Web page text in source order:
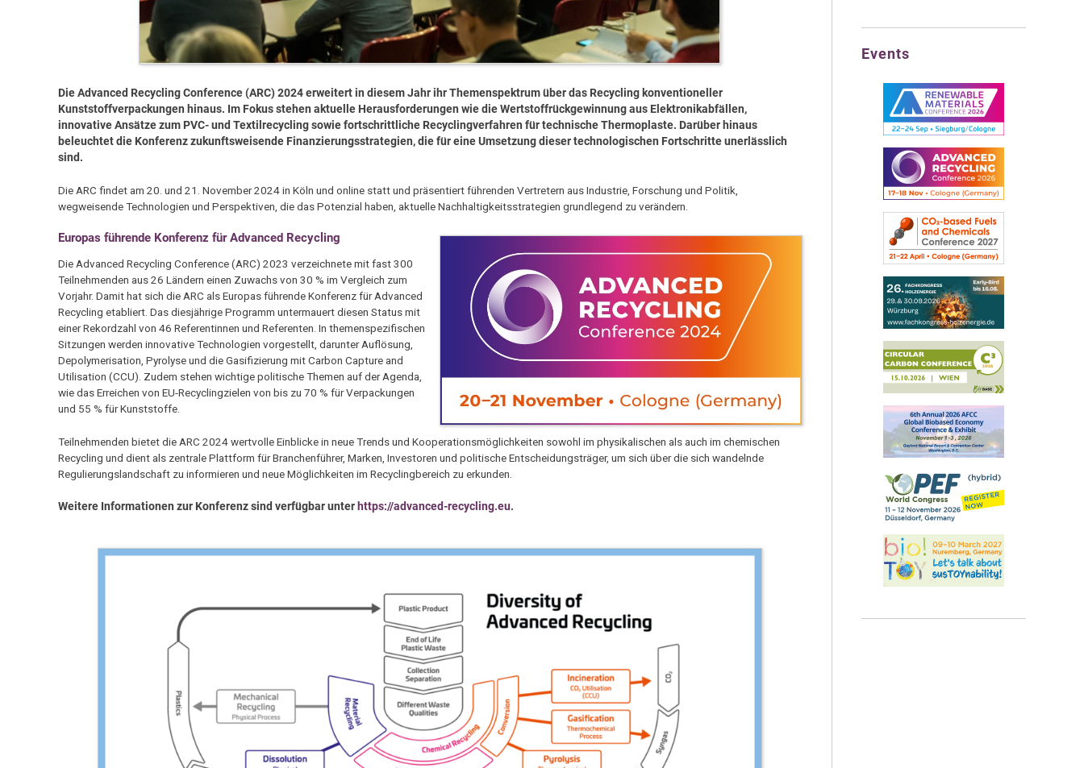
Die Advanced Recycling Conference (ARC) 2024 erweitert in diesem Jahr ihr Themenspektrum über das Recycling konventioneller
Kunststoffverpackungen hinaus. Im Fokus stehen aktuelle Herausforderungen wie die Wertstoffrückgewinnung aus Elektronikabfällen,
innovative Ansätze zum PVC- und Textilrecycling sowie fortschrittliche Recyclingverfahren für technische Thermoplaste. Darüber hinaus
beleuchtet die Konferenz zukunftsweisende Finanzierungsstrategien, die für eine Umsetzung dieser technologischen Fortschritte unerlässlich
sind.
Die ARC findet am 20. und 21. November 2024 in Köln und online statt und präsentiert führenden Vertretern aus Industrie, Forschung und Politik,
wegweisende Technologien und Perspektiven, die das Potenzial haben, aktuelle Nachhaltigkeitsstrategien grundlegend zu verändern.
Europas führende Konferenz für Advanced Recycling
Die Advanced Recycling Conference (ARC) 2023 verzeichnete mit fast 300
Teilnehmenden aus 26 Ländern einen Zuwachs von 30 % im Vergleich zum
Vorjahr. Damit hat sich die ARC als Europas führende Konferenz für Advanced
Recycling etabliert. Das diesjährige Programm untermauert diesen Status mit
einer Rekordzahl von 46 Referentinnen und Referenten. In themenspezifischen
Sitzungen werden innovative Technologien vorgestellt, darunter Auflösung,
Depolymerisation, Pyrolyse und die Gasifizierung mit Carbon Capture and
Utilisation (CCU). Zudem stehen wichtige politische Themen auf der Agenda,
wie das Erreichen von EU-Recyclingzielen von bis zu 70 % für Verpackungen
und 55 % für Kunststoffe.
Teilnehmenden bietet die ARC 2024 wertvolle Einblicke in neue Trends und Kooperationsmöglichkeiten sowohl im physikalischen als auch im chemischen
Recycling und dient als zentrale Plattform für Branchenführer, Marken, Investoren und politische Entscheidungsträger, um sich über die sich wandelnde
Regulierungslandschaft zu informieren und neue Möglichkeiten im Recyclingbereich zu erkunden.
Weitere Informationen zur Konferenz sind verfügbar unter https://advanced-recycling.eu.
Events